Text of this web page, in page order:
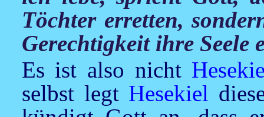
Töchter erretten,
Gerechtigkeit ihre Seele
Es ist also nicht
selbst legt Hesekiel